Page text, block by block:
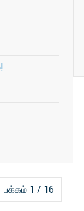
பக்கம் 1 / 16